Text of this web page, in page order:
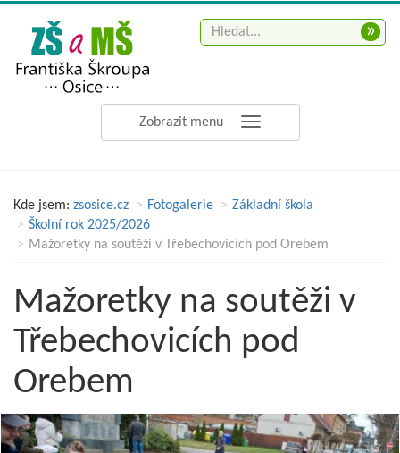
Zobrazit menu
»
Kde jsem: zsosice.cz Fotogalerie
Základní škola
Školní rok 2025/2026
Mažoretky na soutěži v Třebechovicích pod Orebem
Mažoretky na soutěži v
Třebechovicích pod
Orebem